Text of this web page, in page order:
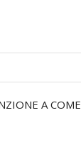
A COME